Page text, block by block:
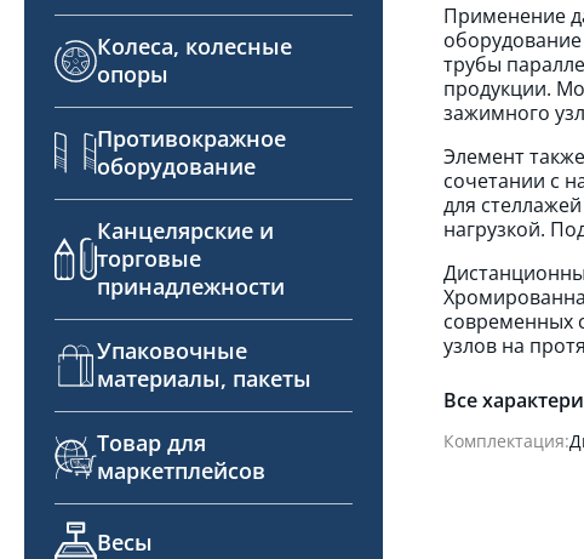
Колеса, колесные
опоры
Противокражное
оборудование
Канцелярские и
торговые
принадлежности
Упаковочные
материалы, пакеты
Товар для
маркетплейсов
Весы
Применение
трубы
продукции.
зажимного
Элемент
сочетании с
для
нагрузкой.
современных
узлов на
Все
Комплектация: